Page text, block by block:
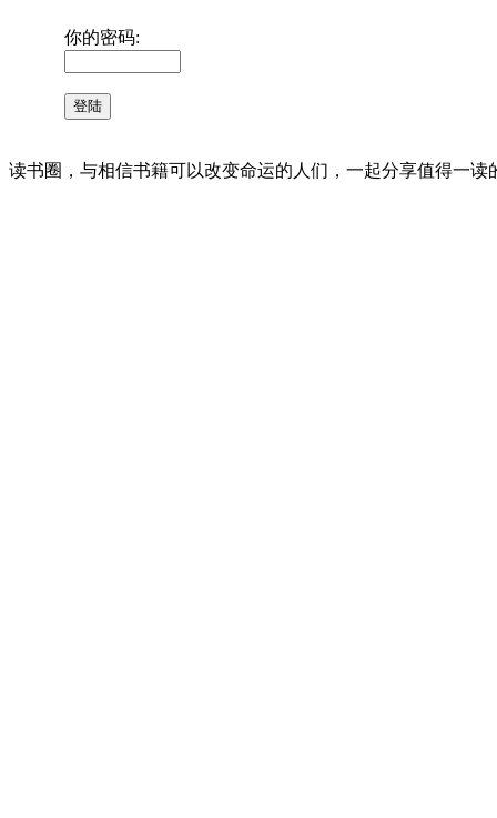
你的密码:
读书圈，与相信书籍可以改变命运的人们，一起分享值得一读